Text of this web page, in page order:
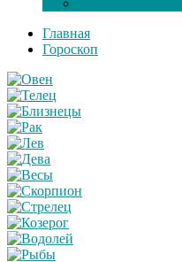
Главная
Гороскоп